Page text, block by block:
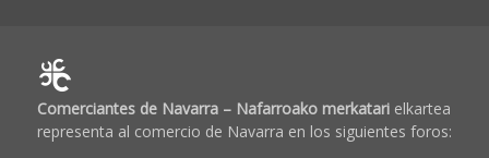
Comerciantes de Navarra – Nafarroako merkatarielkartea
representa al comercio de Navarra en los siguientes foros: